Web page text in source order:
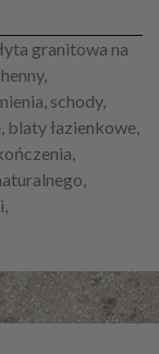
granitowa na
schody,
blaty łazienkowe,